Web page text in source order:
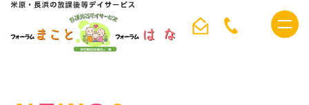
t
o
NEWS&TOPICS